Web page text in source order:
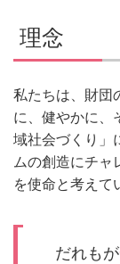
理念
私たちは、財団
に、健やかに、
域社会づくり」
ムの創造にチャ
を使命と考えて
だれもが